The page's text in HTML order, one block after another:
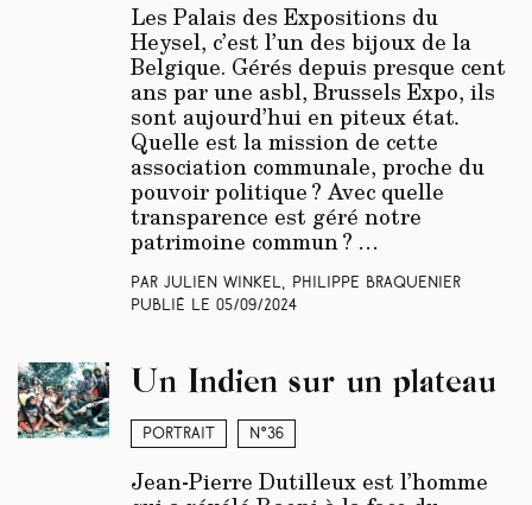
Les Palais des Expositions du
Heysel, c’est l’un des bijoux de la
Belgique. Gérés depuis presque cent
ans par une asbl, Brussels Expo, ils
sont aujourd’hui en piteux état.
Quelle est la mission de cette
association communale, proche du
pouvoir politique ? Avec quelle
transparence est géré notre
patrimoine commun ? …
Par Julien Winkel, Philippe Braquenier
Publié le 05/09/2024
Portrait N°36
Un Indien sur un plateau
Jean-Pierre Dutilleux est l’homme